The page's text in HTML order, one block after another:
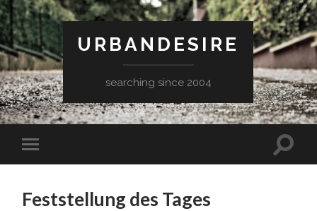
URBANDESIRE
searching since 2004
Feststellung des Tages